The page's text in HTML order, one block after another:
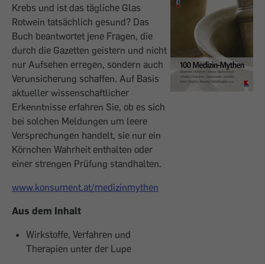
Krebs und ist das tägliche Glas
Rotwein tatsächlich gesund? Das
Buch beantwortet jene Fragen, die
durch die Gazetten geistern und nicht
nur Aufsehen erregen, sondern auch
Verunsicherung schaffen. Auf Basis
aktueller wissenschaftlicher
Erkenntnisse erfahren Sie, ob es sich
bei solchen Meldungen um leere
Versprechungen handelt, sie nur ein
Körnchen Wahrheit enthalten oder
einer strengen Prüfung standhalten.
www.konsument.at/medizinmythen
Aus dem Inhalt
Wirkstoffe, Verfahren und
Therapien unter der Lupe